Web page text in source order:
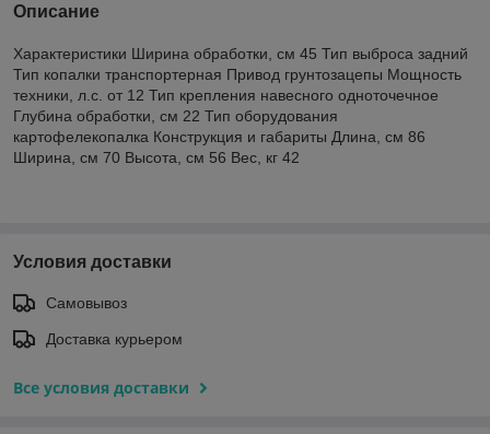
Описание
Характеристики Ширина обработки, см 45 Тип выброса задний
Тип копалки транспортерная Привод грунтозацепы Мощность
техники, л.с. от 12 Тип крепления навесного одноточечное
Глубина обработки, см 22 Тип оборудования
картофелекопалка Конструкция и габариты Длина, см 86
Ширина, см 70 Высота, см 56 Вес, кг 42
Условия доставки
Самовывоз
Доставка курьером
Все условия доставки